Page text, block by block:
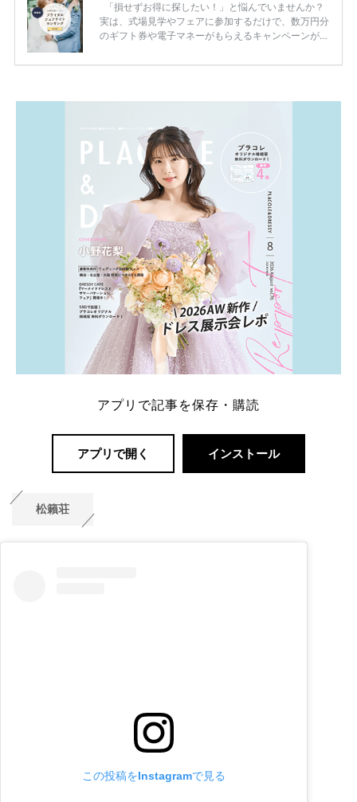
「損せずお得に探したい！」と悩んでいませんか？
実は、式場見学やフェアに参加するだけで、数万円分
のギフト券や電子マネーがもらえるキャンペーンがあ
ため、比較せずに選ぶと損をしてしまうことも……。
一番お得？」「プラコレの特典は？」といった疑問も
解決します。 まずは診断で候補を絞れる「ウェディ
ング診断」か、体験型 […]続きを読む
アプリで記事を保存・購読
アプリで開く インストール
松籟荘
この投稿をInstagramで見る